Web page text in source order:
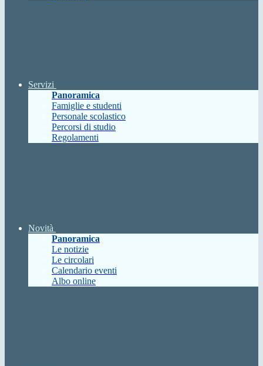
Servizi
Panoramica
Famiglie e studenti
Personale scolastico
Percorsi di studio
Regolamenti
Novità
Panoramica
Le notizie
Le circolari
Calendario eventi
Albo online